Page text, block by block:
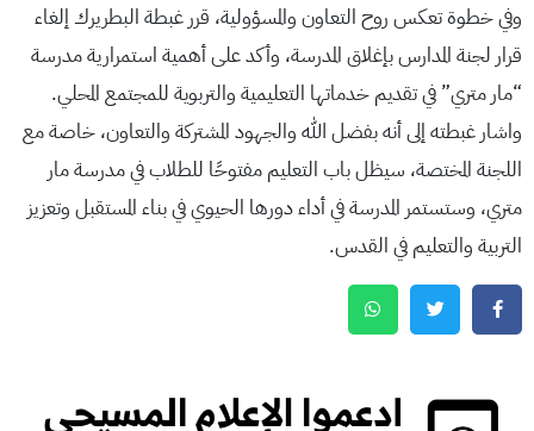
وفي خطوة تعكس روح التعاون والمسؤولية، قرر غبطة البطريرك إلغاء
قرار لجنة المدارس بإغلاق المدرسة، وأكد على أهمية استمرارية مدرسة
“مار متري” في تقديم خدماتها التعليمية والتربوية للمجتمع المحلي.
واشار غبطته إلى أنه بفضل الله والجهود المشتركة والتعاون، خاصة مع
اللجنة المختصة، سيظل باب التعليم مفتوحًا للطلاب في مدرسة مار
متري، وستستمر المدرسة في أداء دورها الحيوي في بناء المستقبل وتعزيز
التربية والتعليم في القدس.